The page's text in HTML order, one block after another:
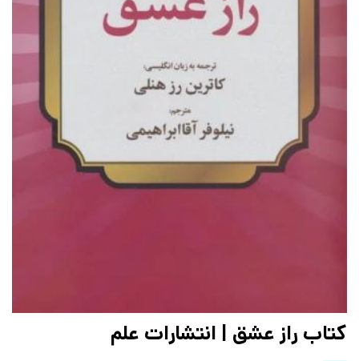
کتاب راز عشق | انتشارات علم